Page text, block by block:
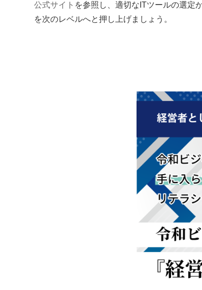
公式サイト を参照し、適切なITツールの選定
を次のレベルへと押し上げましょう。